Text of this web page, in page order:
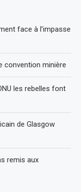
face à l’impasse
convention minière
les rebelles font
de Glasgow
remis aux